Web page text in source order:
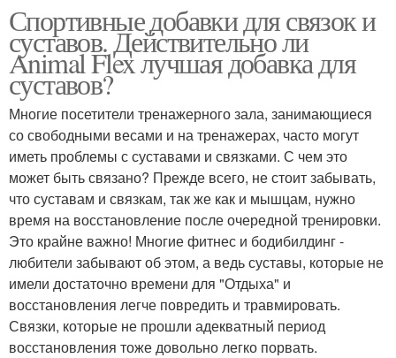
Спортивные добавки для связок и
суставов. Действительно ли
Animal Flex лучшая добавка для
суставов?
Многие посетители тренажерного зала, занимающиеся
со свободными весами и на тренажерах, часто могут
иметь проблемы с суставами и связками. С чем это
может быть связано? Прежде всего, не стоит забывать,
что суставам и связкам, так же как и мышцам, нужно
время на восстановление после очередной тренировки.
Это крайне важно! Многие фитнес и бодибилдинг -
любители забывают об этом, а ведь суставы, которые не
имели достаточно времени для "Отдыха" и
восстановления легче повредить и травмировать.
Связки, которые не прошли адекватный период
восстановления тоже довольно легко порвать.